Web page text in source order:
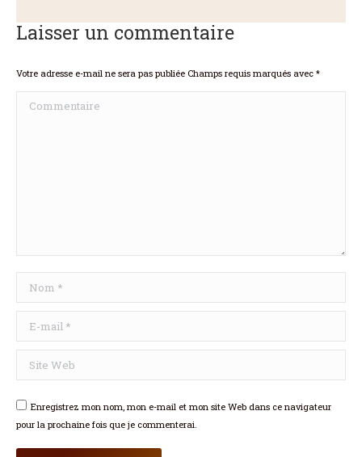
Laisser un commentaire
Votre adresse e-mail ne sera pas publiée Champs requis marqués avec *
Commentaire
Nom *
E-mail *
Site Web
Enregistrez mon nom, mon e-mail et mon site Web dans ce navigateur
pour la prochaine fois que je commenterai.